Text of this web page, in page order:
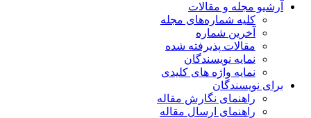
مجله و مقالات
کلیه شماره‌های مجله
آخرین شماره
مقالات پذیرفته شده
نمایه نویسندگان
نمایه واژه های کلیدی
نویسندگان
راهنمای نگارش مقاله
راهنمای ارسال مقاله